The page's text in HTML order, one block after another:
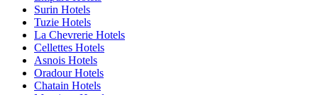
Surin Hotels
Tuzie Hotels
La Chevrerie Hotels
Cellettes Hotels
Asnois Hotels
Oradour Hotels
Chatain Hotels